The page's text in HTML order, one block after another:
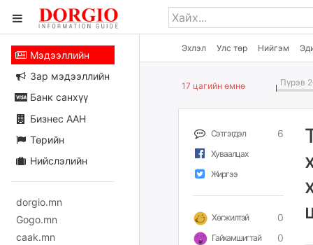
Эхлэл Улс төр Нийгэм
Мэдээллийн
Зар мэдээллийн
Банк санхүү
Бизнес ААН
Төрийн
Нийслэлийн
dorgio.mn
Gogo.mn
caak.mn
17 цагийн өмнө Пүрэв
Сэтгэгдэл 6
Хуваалцах
Жиргээ
Хөгжилтэй 0
Гайхамшигтай 0